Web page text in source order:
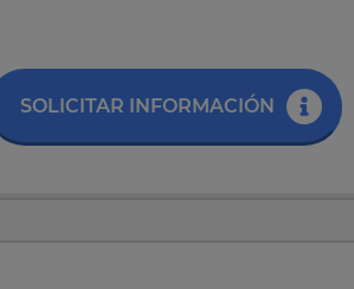
SOLICITAR INFORMACIÓN